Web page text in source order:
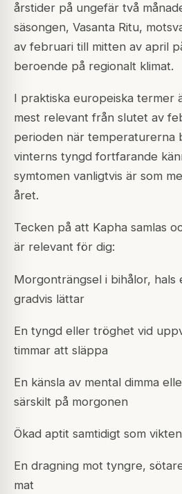
årstider på ungefär två
säsongen, Vasanta Ritu,
av februari till mitten av april
beroende på regionalt klimat.
I praktiska europeiska termer
mest relevant från slutet av
perioden när temperaturerna
vinterns tyngd fortfarande
symtomen vanligtvis är som
året.
Tecken på att Kapha samlas
är relevant för dig:
Morgonträngsel i bihålor, hals
gradvis lättar
En tyngd eller tröghet vid
timmar att släppa
En känsla av mental dimma
särskilt på morgonen
Ökad aptit samtidigt som
En dragning mot tyngre,
mat